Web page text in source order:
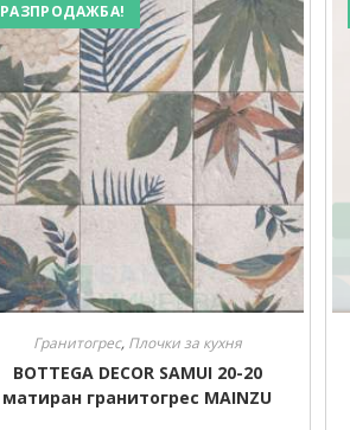
РАЗПРОДАЖБА!
Гранитогрес, Плочки за кухня
BOTTEGA DECOR SAMUI 20-20
матиран гранитогрес MAINZU